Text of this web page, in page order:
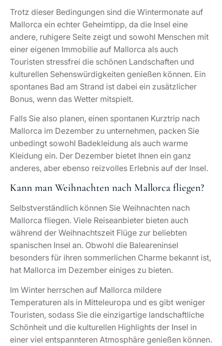
Trotz dieser Bedingungen sind die Wintermonate auf
Mallorca ein echter Geheimtipp, da die Insel eine
andere, ruhigere Seite zeigt und sowohl Menschen mit
einer eigenen Immobilie auf Mallorca als auch
Touristen stressfrei die schönen Landschaften und
kulturellen Sehenswürdigkeiten genießen können. Ein
spontanes Bad am Strand ist dabei ein zusätzlicher
Bonus, wenn das Wetter mitspielt.
Falls Sie also planen, einen spontanen Kurztrip nach
Mallorca im Dezember zu unternehmen, packen Sie
unbedingt sowohl Badekleidung als auch warme
Kleidung ein. Der Dezember bietet Ihnen ein ganz
anderes, aber ebenso reizvolles Erlebnis auf der Insel.
Kann man Weihnachten nach Mallorca fliegen?
Selbstverständlich können Sie Weihnachten nach
Mallorca fliegen. Viele Reiseanbieter bieten auch
während der Weihnachtszeit Flüge zur beliebten
spanischen Insel an. Obwohl die Baleareninsel
besonders für ihren sommerlichen Charme bekannt ist,
hat Mallorca im Dezember einiges zu bieten.
Im Winter herrschen auf Mallorca mildere
Temperaturen als in Mitteleuropa und es gibt weniger
Touristen, sodass Sie die einzigartige landschaftliche
Schönheit und die kulturellen Highlights der Insel in
einer viel entspannteren Atmosphäre genießen können.